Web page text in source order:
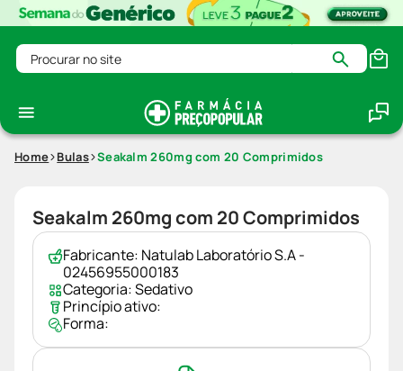
Procurar no site
Home Bulas Seakalm 260mg com 20 Comprimidos
Seakalm 260mg com 20 Comprimidos
Fabricante: Natulab Laboratório S.A -
02456955000183
Categoria:Sedativo
Princípio ativo:
Forma: